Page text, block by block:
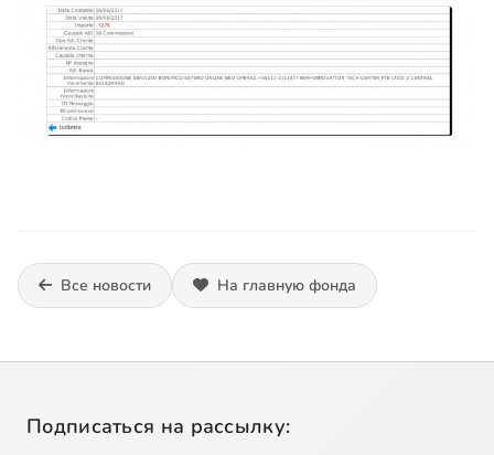
Все новости На главную фонда
Подписаться на рассылку: